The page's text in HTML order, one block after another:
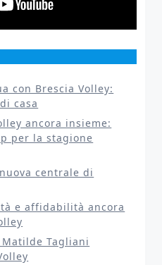
con Brescia Volley:
casa
ancora insieme:
per la stagione
centrale di
e affidabilità ancora
Tagliani